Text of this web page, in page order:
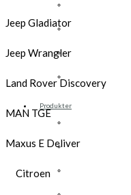
Produkter
Skuffeseksjoner
Jeep Gladiator
Jeep Wrangler
Land Rover Discovery
MAN TGE
Maxus E Deliver
Citroen